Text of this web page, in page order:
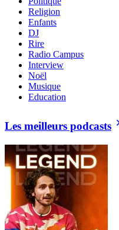
Religion
Enfants
DJ
Rire
Radio Campus
Interview
Noël
Musique
Education
Les meilleurs podcasts